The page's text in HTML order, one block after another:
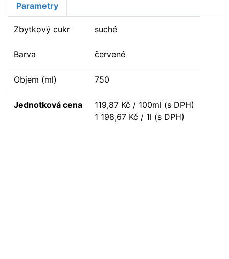
Parametry
Zbytkový cukr suché
Barva červené
Objem (ml) 750
Jednotková cena
119,87 Kč / 100ml (s DPH)
1 198,67 Kč / 1l (s DPH)